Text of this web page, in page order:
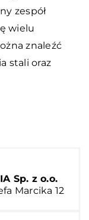
zespół
wielu
znaleźć
stali oraz
Sp. z o.o.
Marcika 12